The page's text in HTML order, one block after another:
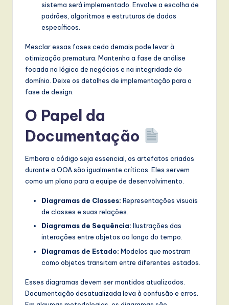
sistema será implementado. Envolve a escolha de
padrões, algoritmos e estruturas de dados
específicos.
Mesclar essas fases cedo demais pode levar à
otimização prematura. Mantenha a fase de análise
focada na lógica de negócios e na integridade do
domínio. Deixe os detalhes de implementação para a
fase de design.
O Papel da
Documentação
Embora o código seja essencial, os artefatos criados
durante a OOA são igualmente críticos. Eles servem
como um plano para a equipe de desenvolvimento.
Diagramas de Classes: Representações visuais
de classes e suas relações.
Diagramas de Sequência: Ilustrações das
interações entre objetos ao longo do tempo.
Diagramas de Estado: Modelos que mostram
como objetos transitam entre diferentes estados.
Esses diagramas devem ser mantidos atualizados.
Documentação desatualizada leva à confusão e erros.